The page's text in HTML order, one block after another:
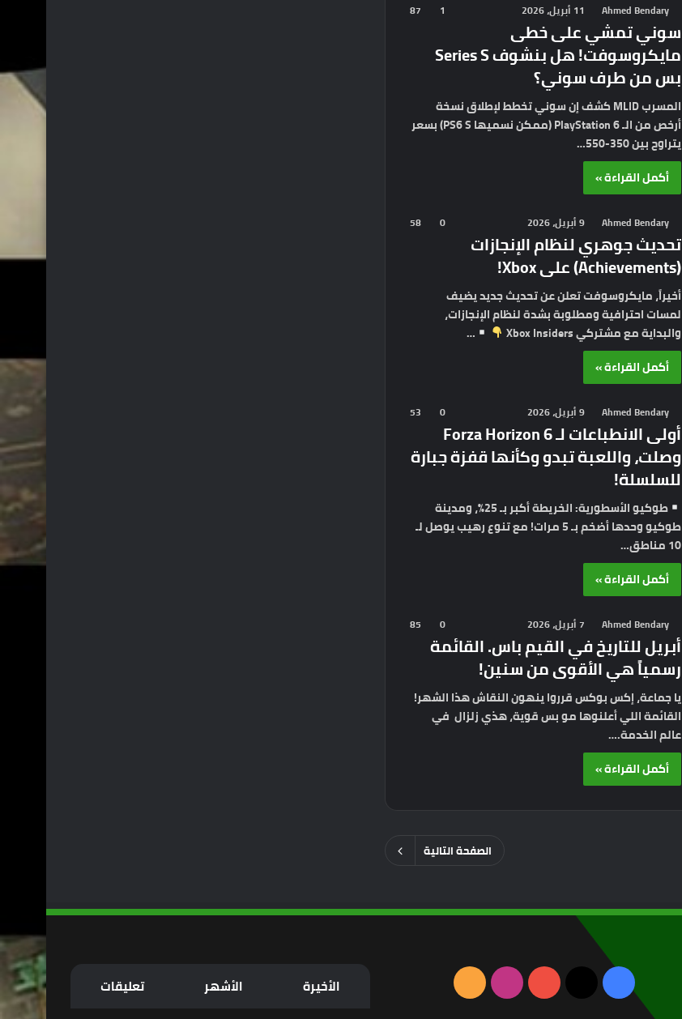
Ahmed Bendary 11 أبريل، 2026 1
87
سوني تمشي على خطى
مايكروسوفت! هل بنشوف Series S
بس من طرف سوني؟
المسرب MLID كشف إن سوني تخطط لإطلاق نسخة
أرخص من الـ PlayStation 6 (ممكن نسميها PS6 S) بسعر
يتراوح بين 350-550…
أكمل القراءة »
Ahmed Bendary 9 أبريل، 2026 0
58
تحديث جوهري لنظام الإنجازات
(Achievements) على Xbox!
أخيراً، مايكروسوفت تعلن عن تحديث جديد يضيف
لمسات احترافية ومطلوبة بشدة لنظام الإنجازات،
والبداية مع مشتركي Xbox Insiders
…
أكمل القراءة »
Ahmed Bendary 9 أبريل، 2026 0
53
أولى الانطباعات لـ Forza Horizon 6
وصلت، واللعبة تبدو وكأنها قفزة جبارة
للسلسلة!
طوكيو الأسطورية: الخريطة أكبر بـ 25%، ومدينة
طوكيو وحدها أضخم بـ 5 مرات! مع تنوع رهيب يوصل لـ
10 مناطق…
أكمل القراءة »
Ahmed Bendary 7 أبريل، 2026 0
85
أبريل للتاريخ في القيم باس. القائمة
رسمياً هي الأقوى من سنين!
يا جماعة، إكس بوكس قرروا ينهون النقاش هذا الشهر!
القائمة اللي أعلنوها مو بس قوية، هذي زلزال في
عالم الخدمة.…
أكمل القراءة »
الصفحة التالية
فيسبوك
‫X
‫YouTubeانستقرامملخص
الأخيرة الأشهر تعليقات